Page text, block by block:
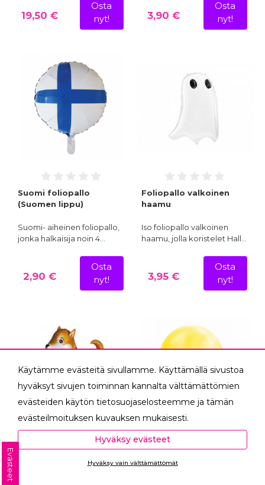
19,50 €
Osta
nyt!
3,90 €
Osta
nyt!
Suomi foliopallo
(Suomen lippu)
Suomi- aiheinen foliopallo,
jonka halkaisija noin 4…
2,90 €
Osta
nyt!
Foliopallo valkoinen
haamu
Iso foliopallo valkoinen
haamu, jolla koristelet Hall…
3,95 €
Osta
nyt!
kävelevä foliopallo
kpl
Käytämme evästeitä sivullamme. Käyttämällä sivustoa
hyväksyt sivujen toiminnan kannalta välttämättömien
evästeiden käytön tietosuojaselosteemme ja tämän
evästeilmoituksen kuvauksen mukaisesti.
Hyväksyessäsi analytiikka- ja markkinointievästeet
autat meitä mittaamaan ja analysoimaan
verkkosivumme toimintaa ja käyttöä (Analytiikka ja
Hyväksy evästeet
Hyväksy vain välttämättömät
Evästeet